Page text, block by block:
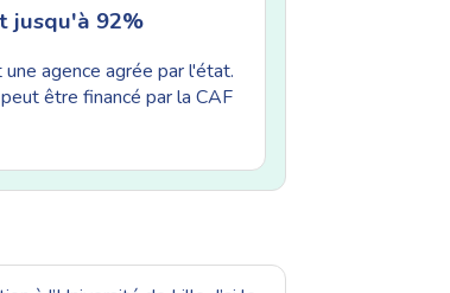
jusqu'à 92%
agence agrée par l'état.
être financé par la CAF